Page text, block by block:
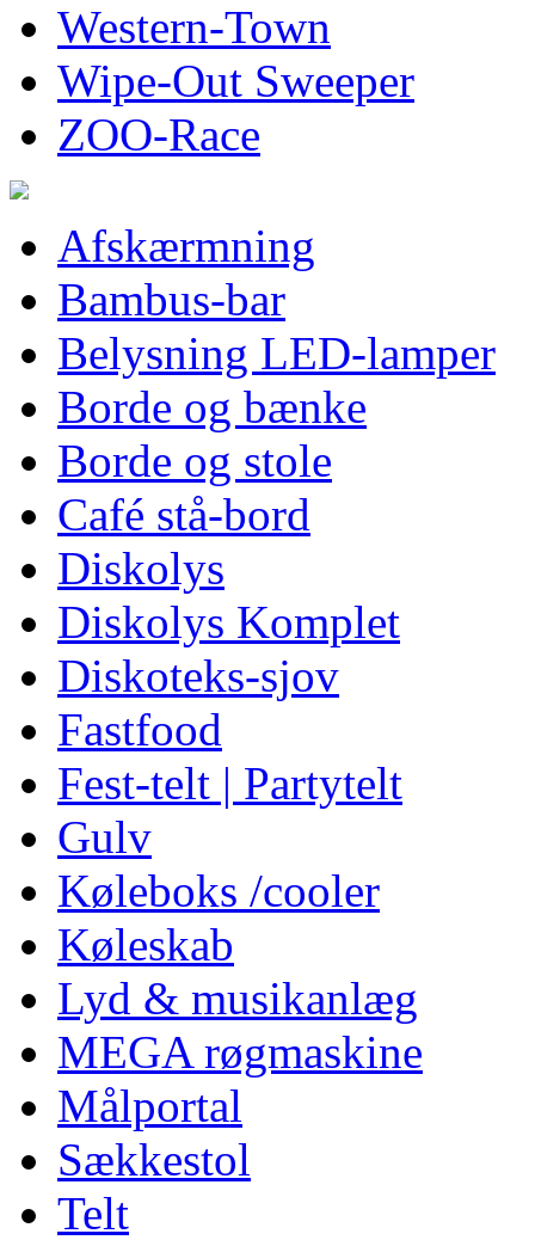
Western-Town
Wipe-Out Sweeper
ZOO-Race
Afskærmning
Bambus-bar
Belysning LED-lamper
Borde og bænke
Borde og stole
Café stå-bord
Diskolys
Diskolys Komplet
Diskoteks-sjov
Fastfood
Fest-telt | Partytelt
Gulv
Køleboks /cooler
Køleskab
Lyd & musikanlæg
MEGA røgmaskine
Målportal
Sækkestol
Telt